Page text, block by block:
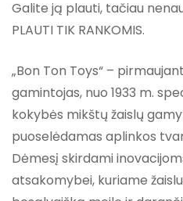
Galite ją plauti, tačiau
PLAUTI TIK RANKOMIS.
„Bon Ton Toys“ –
gamintojas, nuo 1933 m.
kokybės mikštų žaislų
puoselėdamas aplinkos
Dėmesį skirdami
atsakomybei, kuriame